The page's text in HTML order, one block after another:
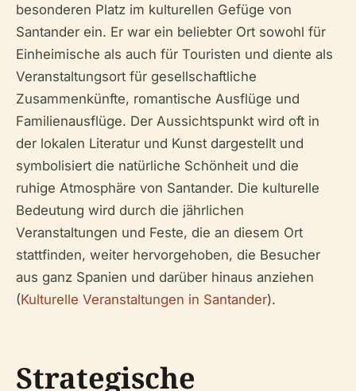
besonderen Platz im kulturellen Gefüge von
Santander ein. Er war ein beliebter Ort sowohl für
Einheimische als auch für Touristen und diente als
Veranstaltungsort für gesellschaftliche
Zusammenkünfte, romantische Ausflüge und
Familienausflüge. Der Aussichtspunkt wird oft in
der lokalen Literatur und Kunst dargestellt und
symbolisiert die natürliche Schönheit und die
ruhige Atmosphäre von Santander. Die kulturelle
Bedeutung wird durch die jährlichen
Veranstaltungen und Feste, die an diesem Ort
stattfinden, weiter hervorgehoben, die Besucher
aus ganz Spanien und darüber hinaus anziehen
(Kulturelle Veranstaltungen in Santander).
Strategische